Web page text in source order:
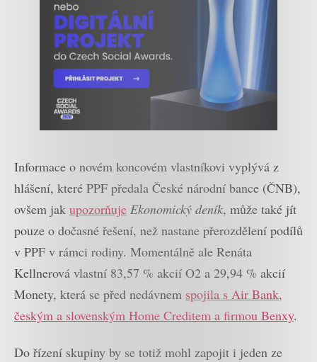
Informace o novém koncovém vlastníkovi vyplývá z
hlášení, které PPF předala České národní bance (ČNB),
ovšem jak upozorňuje Ekonomický deník, může také jít
pouze o dočasné řešení, než nastane přerozdělení podílů
v PPF v rámci rodiny. Momentálně ale Renáta
Kellnerová vlastní 83,57 % akcií O2 a 29,94 % akcií
Monety, která se před nedávnem spojila s Air Bank,
českým a slovenským Home Creditem a firmou Benxy.
Do řízení skupiny by se totiž mohl zapojit i jeden ze